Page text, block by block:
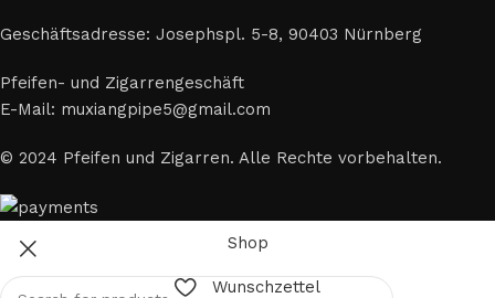
Geschäftsadresse: Josephspl. 5-8, 90403 Nürnberg
Pfeifen- und Zigarrengeschäft
E-Mail: muxiangpipe5@gmail.com
© 2024 Pfeifen und Zigarren. Alle Rechte vorbehalten.
Shop
Wunschzettel